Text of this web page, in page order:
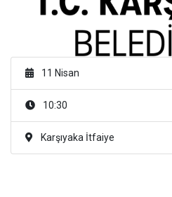
11 Nisan
10:30
Karşıyaka İtfaiye